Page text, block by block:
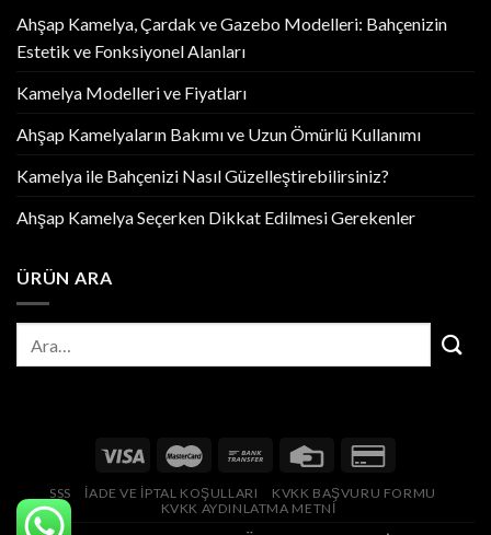
Ahşap Kamelya, Çardak ve Gazebo Modelleri: Bahçenizin
Estetik ve Fonksiyonel Alanları
Kamelya Modelleri ve Fiyatları
Ahşap Kamelyaların Bakımı ve Uzun Ömürlü Kullanımı
Kamelya ile Bahçenizi Nasıl Güzelleştirebilirsiniz?
Ahşap Kamelya Seçerken Dikkat Edilmesi Gerekenler
ÜRÜN ARA
SSS İADE VE İPTAL KOŞULLARI
KVKK BAŞVURU FORMU
KVKK AYDINLATMA METNİ